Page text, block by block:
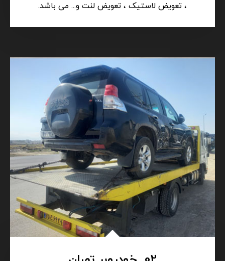
، تعویض لاستیک ، تعویض لنت و... می باشد.